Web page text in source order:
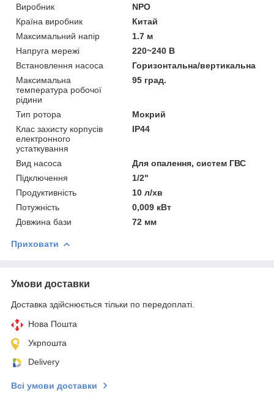
Виробник
NPO
Країна виробник
Китай
Максимальний напір
1.7 м
Напруга мережі
220~240 В
Встановлення насоса
Горизонтальна/вертикальна
Максимальна
температура робочої
рідини
95 град.
Тип ротора
Мокрий
Клас захисту корпусів
електронного
устаткування
IP44
Вид насоса
Для опалення, систем ГВС
Підключення
1/2"
Продуктивність
10 л/хв
Потужність
0,009 кВт
Довжина бази
72 мм
Приховати
Умови доставки
Доставка здійснюється тільки по передоплаті.
Нова Пошта
Укрпошта
Delivery
Всі умови доставки